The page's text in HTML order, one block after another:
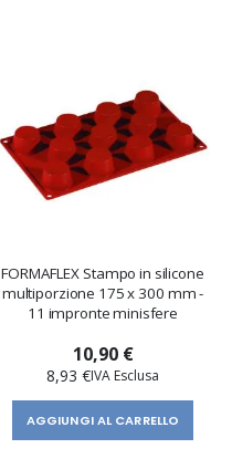
FORMAFLEX Stampo in silicone
multiporzione 175 x 300 mm -
11 impronte minisfere
10,90 €
8,93 €
AGGIUNGI AL CARRELLO